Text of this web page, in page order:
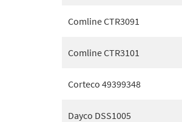
Comline CTR3091
Comline CTR3101
Corteco 49399348
Dayco DSS1005